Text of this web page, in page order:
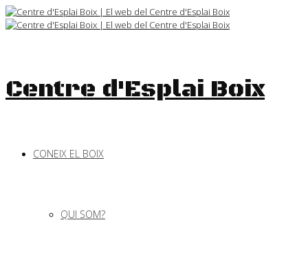
Skip
to
Centre d'Esplai Boix
CONEIX EL BOIX
QUI SOM?